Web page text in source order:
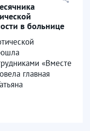
в больнице
«Вместе
главная